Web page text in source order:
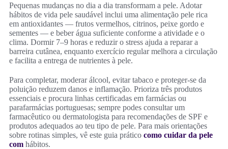
Pequenas mudanças no dia a dia transformam a pele. Adotar
hábitos de vida pele saudável inclui uma alimentação pele rica
em antioxidantes — frutos vermelhos, citrinos, peixe gordo e
sementes — e beber água suficiente conforme a atividade e o
clima. Dormir 7–9 horas e reduzir o stress ajuda a reparar a
barreira cutânea, enquanto exercício regular melhora a circulação
e facilita a entrega de nutrientes à pele.
Para completar, moderar álcool, evitar tabaco e proteger-se da
poluição reduzem danos e inflamação. Prioriza três produtos
essenciais e procura linhas certificadas em farmácias ou
parafarmácias portuguesas; sempre podes consultar um
farmacêutico ou dermatologista para recomendações de SPF e
produtos adequados ao teu tipo de pele. Para mais orientações
sobre rotinas simples, vê este guia prático como cuidar da pele
com hábitos.